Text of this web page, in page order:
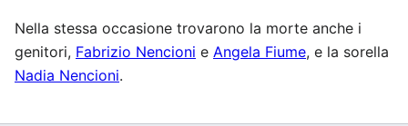
Nella stessa occasione trovarono la morte anche i
genitori, Fabrizio Nencioni e Angela Fiume, e la sorella
Nadia Nencioni.